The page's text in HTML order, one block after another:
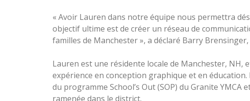
« Avoir Lauren dans notre équipe nous permettra
objectif ultime est de créer un réseau de
familles de Manchester », a déclaré Barry
Lauren est une résidente locale de Manchester, NH,
expérience en conception graphique et en
du programme School’s Out (SOP) du Granite
ramenée dans le district.